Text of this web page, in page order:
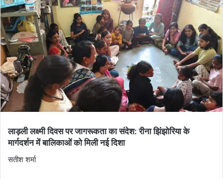
लाड़ली लक्ष्मी दिवस पर जागरूकता का संदेश: रीना झिंझोरिया के
मार्गदर्शन में बालिकाओं को मिली नई दिशा
सतीश शर्मा